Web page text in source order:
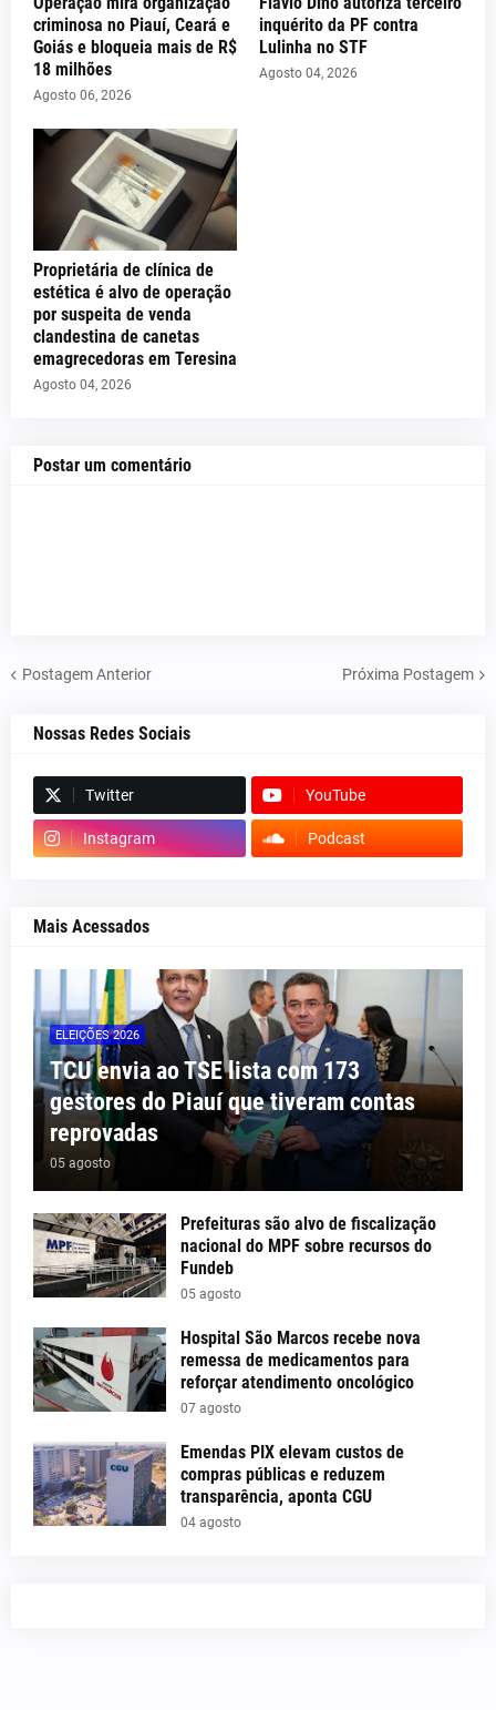
criminosa no Piauí, Ceará e
Goiás e bloqueia mais de R$
18 milhões
Agosto 06, 2026
inquérito da PF contra
Lulinha no STF
Agosto 04, 2026
Proprietária de clínica de
estética é alvo de operação
por suspeita de venda
clandestina de canetas
emagrecedoras em Teresina
Agosto 04, 2026
Postar um comentário
Postagem Anterior Próxima Postagem
Nossas Redes Sociais
Twitter YouTube
Instagram Podcast
Mais Acessados
ELEIÇÕES 2026
TCU envia ao TSE lista com 173
gestores do Piauí que tiveram contas
reprovadas
05 agosto
Prefeituras são alvo de fiscalização
nacional do MPF sobre recursos do
Fundeb
05 agosto
Hospital São Marcos recebe nova
remessa de medicamentos para
reforçar atendimento oncológico
07 agosto
Emendas PIX elevam custos de
compras públicas e reduzem
transparência, aponta CGU
04 agosto